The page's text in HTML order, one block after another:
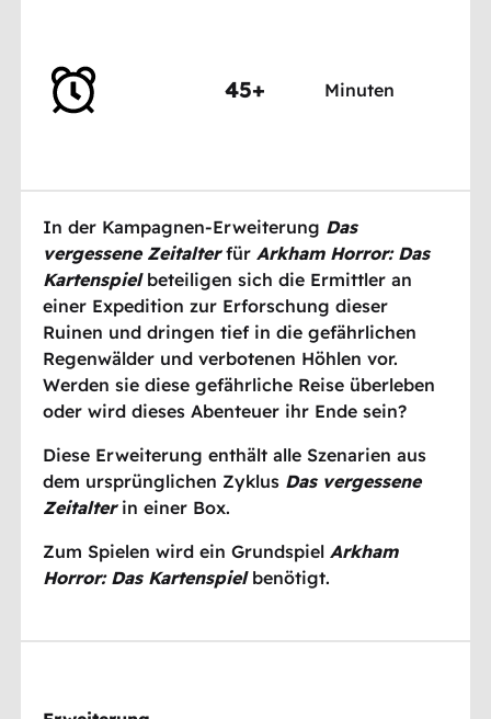
45+ Minuten
In der Kampagnen-Erweiterung Das
vergessene Zeitalterfür Arkham Horror: Das
Kartenspielbeteiligen sich die Ermittler an
einer Expedition zur Erforschung dieser
Ruinen und dringen tief in die gefährlichen
Regenwälder und verbotenen Höhlen vor.
Werden sie diese gefährliche Reise überleben
oder wird dieses Abenteuer ihr Ende sein?
Diese Erweiterung enthält alle Szenarien aus
dem ursprünglichen Zyklus Das vergessene
Zeitalterin einer Box.
Zum Spielen wird ein Grundspiel Arkham
Horror: Das Kartenspielbenötigt.